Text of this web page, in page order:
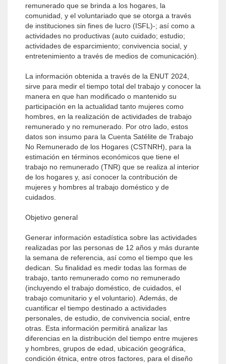
remunerado que se brinda a los hogares, la
comunidad, y el voluntariado que se otorga a través
de instituciones sin fines de lucro (ISFL)-; así como a
actividades no productivas (auto cuidado; estudio;
actividades de esparcimiento; convivencia social, y
entretenimiento a través de medios de comunicación).
La información obtenida a través de la ENUT 2024,
sirve para medir el tiempo total del trabajo y conocer la
manera en que han modificado o mantenido su
participación en la actualidad tanto mujeres como
hombres, en la realización de actividades de trabajo
remunerado y no remunerado. Por otro lado, estos
datos son insumo para la Cuenta Satélite de Trabajo
No Remunerado de los Hogares (CSTNRH), para la
estimación en términos económicos que tiene el
trabajo no remunerado (TNR) que se realiza al interior
de los hogares y, así conocer la contribución de
mujeres y hombres al trabajo doméstico y de
cuidados.
Objetivo general
Generar información estadística sobre las actividades
realizadas por las personas de 12 años y más durante
la semana de referencia, así como el tiempo que les
dedican. Su finalidad es medir todas las formas de
trabajo, tanto remunerado como no remunerado
(incluyendo el trabajo doméstico, de cuidados, el
trabajo comunitario y el voluntario). Además, de
cuantificar el tiempo destinado a actividades
personales, de estudio, de convivencia social, entre
otras. Esta información permitirá analizar las
diferencias en la distribución del tiempo entre mujeres
y hombres, grupos de edad, ubicación geográfica,
condición étnica, entre otros factores, para el diseño